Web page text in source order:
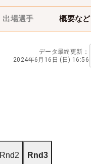
出場選手 概要など
データ最終更新：
2024年6月16日 (日) 16:56
Rnd2 Rnd3